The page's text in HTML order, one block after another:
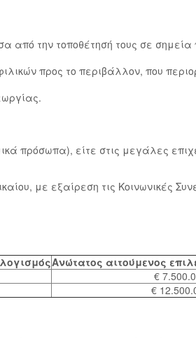
από την τοποθέτησή τους σε
προς το περιβάλλον, που
πρόσωπα), είτε στις μεγάλες
με εξαίρεση τις Κοινωνικές
Ανώτατος αιτούμενος
€
€